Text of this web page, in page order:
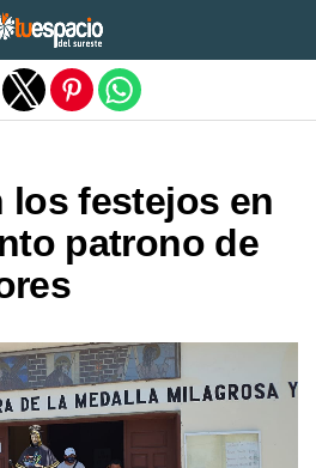
los festejos en
patrono de
la versión móvil